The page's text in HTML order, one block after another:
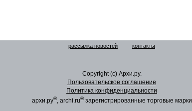
рассылка новостей контакты
Copyright (c) Архи.ру.
Пользовательское соглашение
Политика конфиденциальности
архи.ру®, archi.ru®зарегистрированные торговые марки